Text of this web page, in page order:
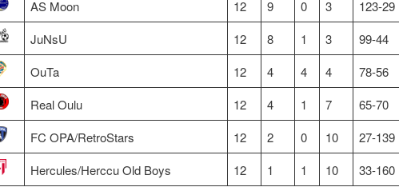
AS Moon
12 9 0 3
123-29
JuNsU
12 8 1 3
99-44
OuTa
12 4 4 4
78-56
Real Oulu
12 4 1 7
65-70
FC OPA/RetroStars
12 2 0 10
27-139
Hercules/Herccu Old Boys
12 1 1 10 33-160